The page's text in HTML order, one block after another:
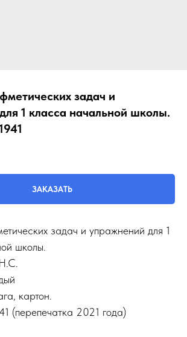
задач и
1 класса начальной школы.
ЗАКАЗАТЬ
задач и упражнений для 1
школы.
картон.
(перепечатка 2021 года)